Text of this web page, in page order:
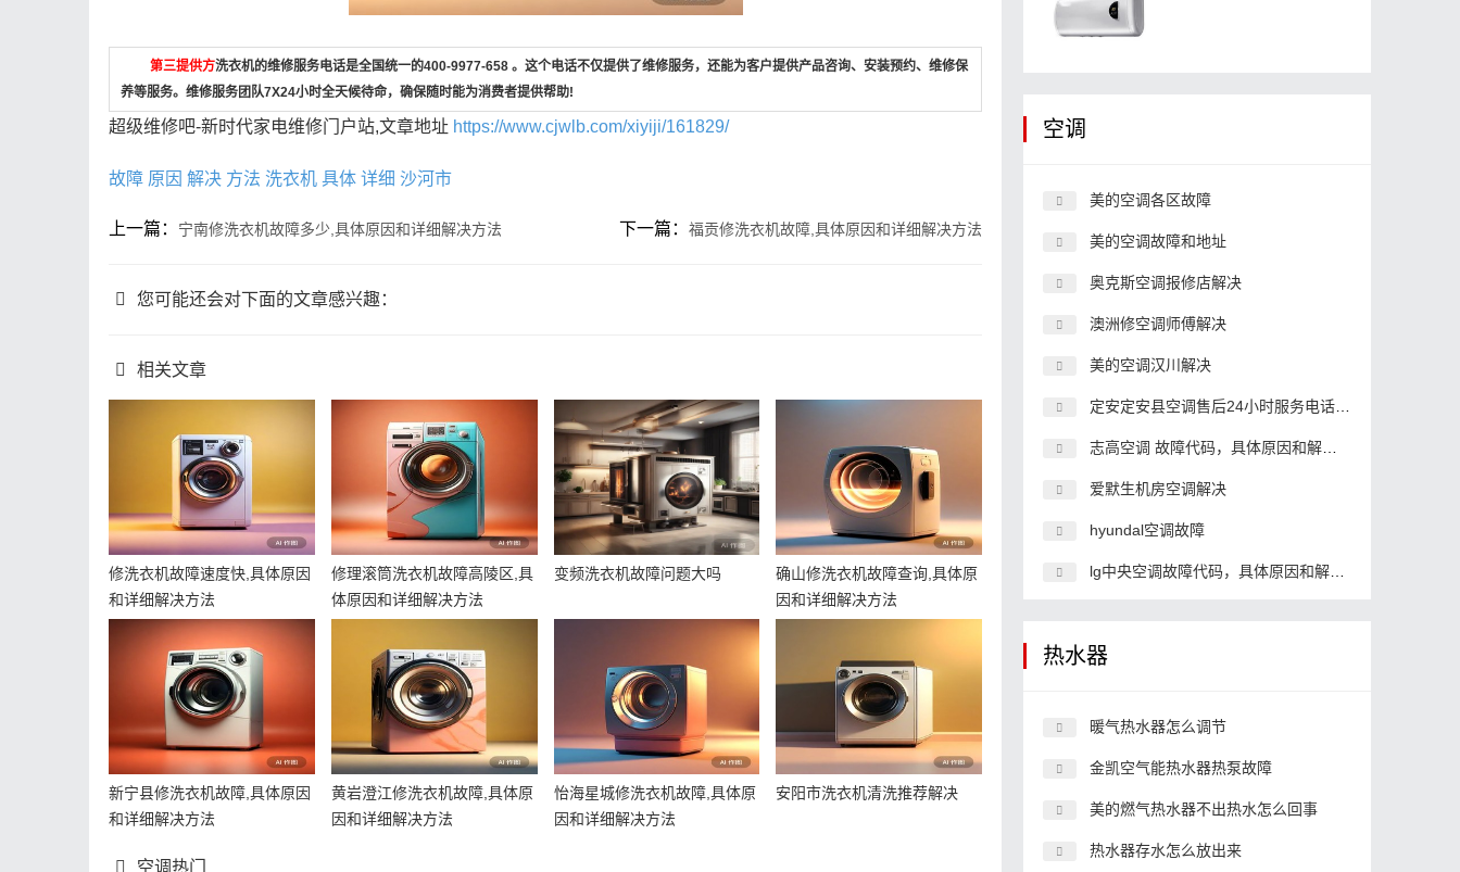
第三提供方洗衣机的维修服务电话是全国统一的400-9977-658 。这个电话不仅提供了维修服务，还能为客户提供产品咨询、安装预约、维修保
养等服务。维修服务团队7X24小时全天候待命，确保随时能为消费者提供帮助!
超级维修吧-新时代家电维修门户站,文章地址 https://www.cjwlb.com/xiyiji/161829/
故障 原因 解决 方法 洗衣机 具体 详细 沙河市
上一篇： 宁南修洗衣机故障多少,具体原因和详细解决方法 下一篇： 福贡修洗衣机故障,具体原因和详细解决方法
您可能还会对下面的文章感兴趣：
相关文章
修洗衣机故障速度快,具体原因
和详细解决方法
修理滚筒洗衣机故障高陵区,具
体原因和详细解决方法
变频洗衣机故障问题大吗
确山修洗衣机故障查询,具体原
因和详细解决方法
新宁县修洗衣机故障,具体原因
和详细解决方法
黄岩澄江修洗衣机故障,具体原
因和详细解决方法
怡海星城修洗衣机故障,具体原
因和详细解决方法
安阳市洗衣机清洗推荐解决
空调热门
空调
美的空调各区故障
美的空调故障和地址
奥克斯空调报修店解决
澳洲修空调师傅解决
美的空调汉川解决
定安定安县空调售后24小时服务电话,空调客服中心电话
志高空调 故障代码，具体原因和解决办法
爱默生机房空调解决
hyundal空调故障
lg中央空调故障代码，具体原因和解决办法
热水器
暖气热水器怎么调节
金凯空气能热水器热泵故障
美的燃气热水器不出热水怎么回事
热水器存水怎么放出来